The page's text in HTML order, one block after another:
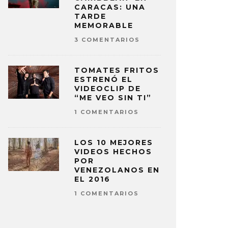
CARACAS: UNA
TARDE
MEMORABLE
3 COMENTARIOS
TOMATES FRITOS
ESTRENÓ EL
VIDEOCLIP DE
“ME VEO SIN TI”
1 COMENTARIOS
LOS 10 MEJORES
VIDEOS HECHOS
POR
VENEZOLANOS EN
EL 2016
1 COMENTARIOS